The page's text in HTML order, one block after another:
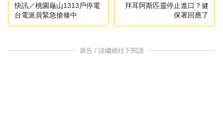
快訊／桃園龜山1313戶停電
台電派員緊急搶修中
拜耳阿斯匹靈停止進口？健
保署回應了
廣告 / 請繼續往下閱讀